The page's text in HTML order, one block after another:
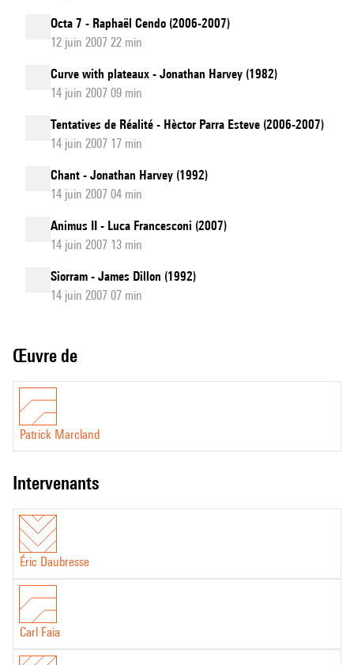
Octa 7 - Raphaël Cendo (2006-2007)
12 juin 2007 22 min
Curve with plateaux - Jonathan Harvey (1982)
14 juin 2007 09 min
Tentatives de Réalité - Hèctor Parra Esteve (2006-2007)
14 juin 2007 17 min
Chant - Jonathan Harvey (1992)
14 juin 2007 04 min
Animus II - Luca Francesconi (2007)
14 juin 2007 13 min
Siorram - James Dillon (1992)
14 juin 2007 07 min
Œuvre de
Patrick Marcland
intervenants
Éric Daubresse
Carl Faia